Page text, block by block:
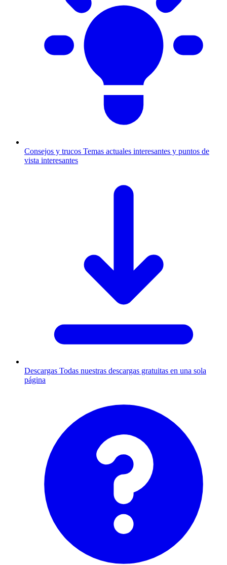
Consejos y trucos Temas actuales interesantes y puntos de
vista interesantes
Descargas Todas nuestras descargas gratuitas en una sola
página